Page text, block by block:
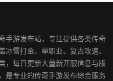
手游发布站，专注提供各类传奇
雪打金、单职业、复古攻速、
，每日更新大量新开服信息与版
是专业的传奇手游发布综合服务